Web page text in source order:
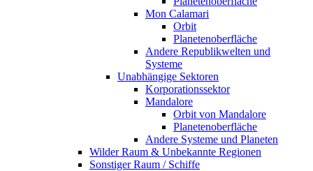
Mon Calamari
Orbit
Planetenoberfläche
Andere Republikwelten und
Systeme
Unabhängige Sektoren
Korporationssektor
Mandalore
Orbit von Mandalore
Planetenoberfläche
Andere Systeme und Planeten
Wilder Raum & Unbekannte Regionen
Sonstiger Raum / Schiffe